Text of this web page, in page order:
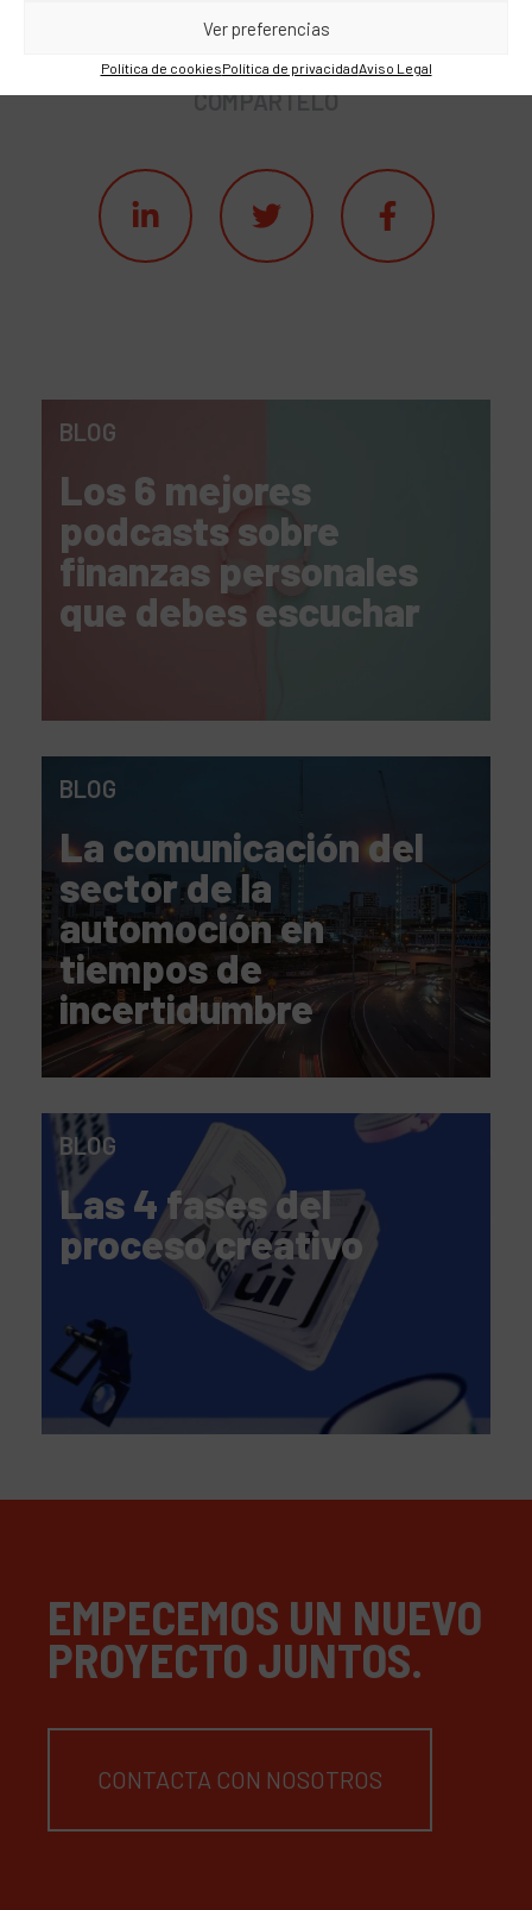
Ver preferencias
Política de cookiesPolítica de privacidadAviso Legal
COMPÁRTELO
BLOG
Los 6 mejores
podcasts sobre
finanzas personales
que debes escuchar
BLOG
La comunicación del
sector de la
automoción en
tiempos de
incertidumbre
BLOG
Las 4 fases del
proceso creativo
EMPECEMOS UN NUEVO
PROYECTO JUNTOS.
CONTACTA CON NOSOTROS